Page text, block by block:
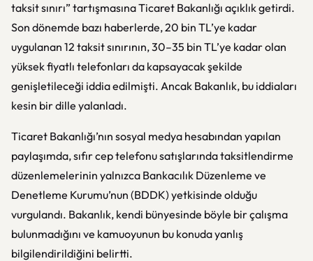
taksit sınırı” tartışmasına Ticaret Bakanlığı açıklık getirdi.
Son dönemde bazı haberlerde, 20 bin TL’ye kadar
uygulanan 12 taksit sınırının, 30–35 bin TL’ye kadar olan
yüksek fiyatlı telefonları da kapsayacak şekilde
genişletileceği iddia edilmişti. Ancak Bakanlık, bu iddiaları
kesin bir dille yalanladı.
Ticaret Bakanlığı’nın sosyal medya hesabından yapılan
paylaşımda, sıfır cep telefonu satışlarında taksitlendirme
düzenlemelerinin yalnızca Bankacılık Düzenleme ve
Denetleme Kurumu’nun (BDDK) yetkisinde olduğu
vurgulandı. Bakanlık, kendi bünyesinde böyle bir çalışma
bulunmadığını ve kamuoyunun bu konuda yanlış
bilgilendirildiğini belirtti.